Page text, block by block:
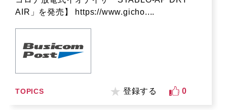
AIR」を発売】 https://www.gicho....
TOPICS 登録する 0